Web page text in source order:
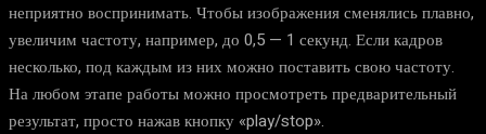
неприятно воспринимать. Чтобы изображения сменялись плавно,
увеличим частоту, например, до 0,5 — 1 секунд. Если кадров
несколько, под каждым из них можно поставить свою частоту.
На любом этапе работы можно просмотреть предварительный
результат, просто нажав кнопку «play/stop».